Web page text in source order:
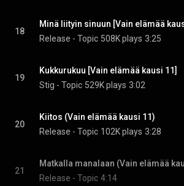
18
Minä liityin sinuun [Vain elämää
Release - Topic 508K plays 3:25
19
Kukkurukuu [Vain elämää kausi 11]
Stig - Topic 529K plays 3:02
20
Kiitos (Vain elämää kausi 11)
Release - Topic 102K plays 3:28
21
Matkalla manalaan (Vain elämää
Release - Topic 4:14